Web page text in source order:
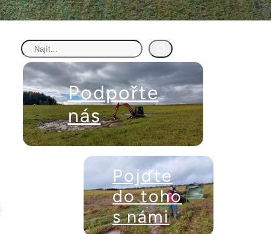
Hledat
Podpořte
nás
Pojďte
do toho
s námi